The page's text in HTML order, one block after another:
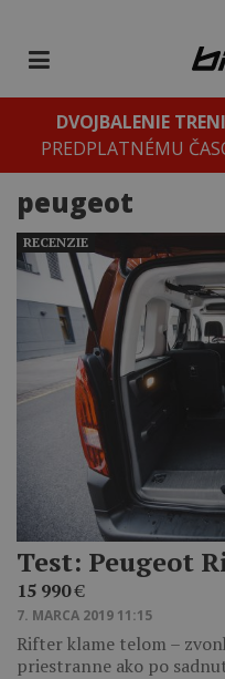
DVOJBALENIE
PREDPLATNÉMU
peugeot
Test: Peugeot
15 990€
7. MARCA 2019 11:15
Rifter klame telom –
priestranne ako po
RECENZIE